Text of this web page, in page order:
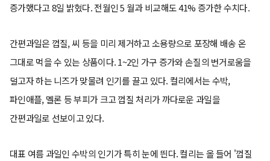
증가했다고 8일 밝혔다. 전월인 5 월과 비교해도 41% 증가한 수치다.
간편과일은 껍질, 씨 등을 미리 제거하고 소용량으로 포장해 배송 온
그대로 먹을 수 있는 상품이다. 1~2인 가구 증가와 손질의 번거로움을
덜고자 하는 니즈가 맞물려 인기를 끌고 있다. 컬리에서는 수박,
파인애플, 멜론 등 부피가 크고 껍질 처리가 까다로운 과일을
간편과일로 선보이고 있다.
대표 여름 과일인 수박의 인기가 특히 눈에 띈다. 컬리는 올 들어 '껍질